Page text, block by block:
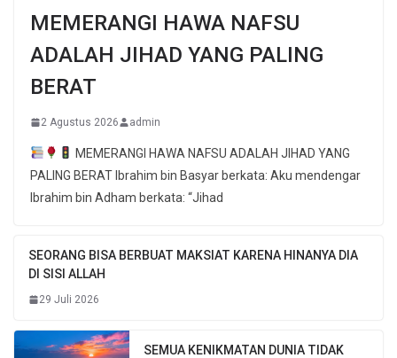
MEMERANGI HAWA NAFSU
ADALAH JIHAD YANG PALING
BERAT
2 Agustus 2026 admin
MEMERANGI HAWA NAFSU ADALAH JIHAD YANG
PALING BERAT Ibrahim bin Basyar berkata: Aku mendengar
Ibrahim bin Adham berkata: “Jihad
SEORANG BISA BERBUAT MAKSIAT KARENA HINANYA DIA
DI SISI ALLAH
29 Juli 2026
SEMUA KENIKMATAN DUNIA TIDAK